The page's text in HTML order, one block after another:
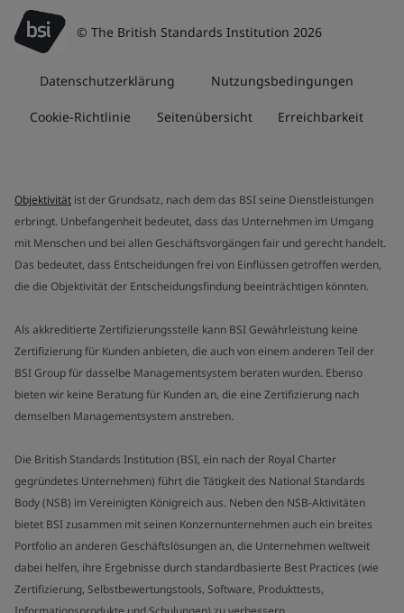
© The British Standards Institution 2026
Datenschutzerklärung Nutzungsbedingungen
Cookie-Richtlinie Seitenübersicht Erreichbarkeit
Objektivität ist der Grundsatz, nach dem das BSI seine Dienstleistungen
erbringt. Unbefangenheit bedeutet, dass das Unternehmen im Umgang
mit Menschen und bei allen Geschäftsvorgängen fair und gerecht handelt.
Das bedeutet, dass Entscheidungen frei von Einflüssen getroffen werden,
die die Objektivität der Entscheidungsfindung beeinträchtigen könnten.
Als akkreditierte Zertifizierungsstelle kann BSI Gewährleistung keine
Zertifizierung für Kunden anbieten, die auch von einem anderen Teil der
BSI Group für dasselbe Managementsystem beraten wurden. Ebenso
bieten wir keine Beratung für Kunden an, die eine Zertifizierung nach
demselben Managementsystem anstreben.
Die British Standards Institution (BSI, ein nach der Royal Charter
gegründetes Unternehmen) führt die Tätigkeit des National Standards
Body (NSB) im Vereinigten Königreich aus. Neben den NSB-Aktivitäten
bietet BSI zusammen mit seinen Konzernunternehmen auch ein breites
Portfolio an anderen Geschäftslösungen an, die Unternehmen weltweit
dabei helfen, ihre Ergebnisse durch standardbasierte Best Practices (wie
Zertifizierung, Selbstbewertungstools, Software, Produkttests,